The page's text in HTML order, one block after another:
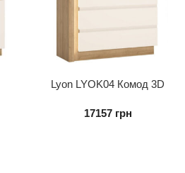
Lyon LYOK04 Комод 3D
17157 грн